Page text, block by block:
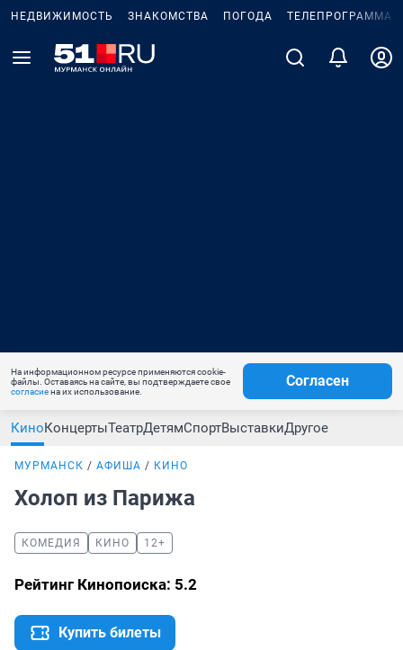
НЕДВИЖИМОСТЬ ЗНАКОМСТВА ПОГОДА ТЕЛЕПРОГРАММА
На информационном ресурсе применяются cookie-
файлы. Оставаясь на сайте, вы подтверждаете свое
согласиена их использование.
Согласен
КиноКонцертыТеатрДетямСпортВыставкиДругое
МУРМАНСК АФИША КИНО
Холоп из Парижа
КОМЕДИЯ КИНО 12+
Рейтинг Кинопоиска: 5.2
Купить билеты